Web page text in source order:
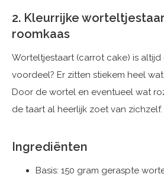
2. Kleurrijke
roomkaas
Worteltjestaart (carrot cake) is altijd
voordeel? Er zitten stiekem heel
Door de wortel en eventueel wat
de taart al heerlijk zoet van zichzelf.
Ingrediënten
Basis: 150 gram geraspte